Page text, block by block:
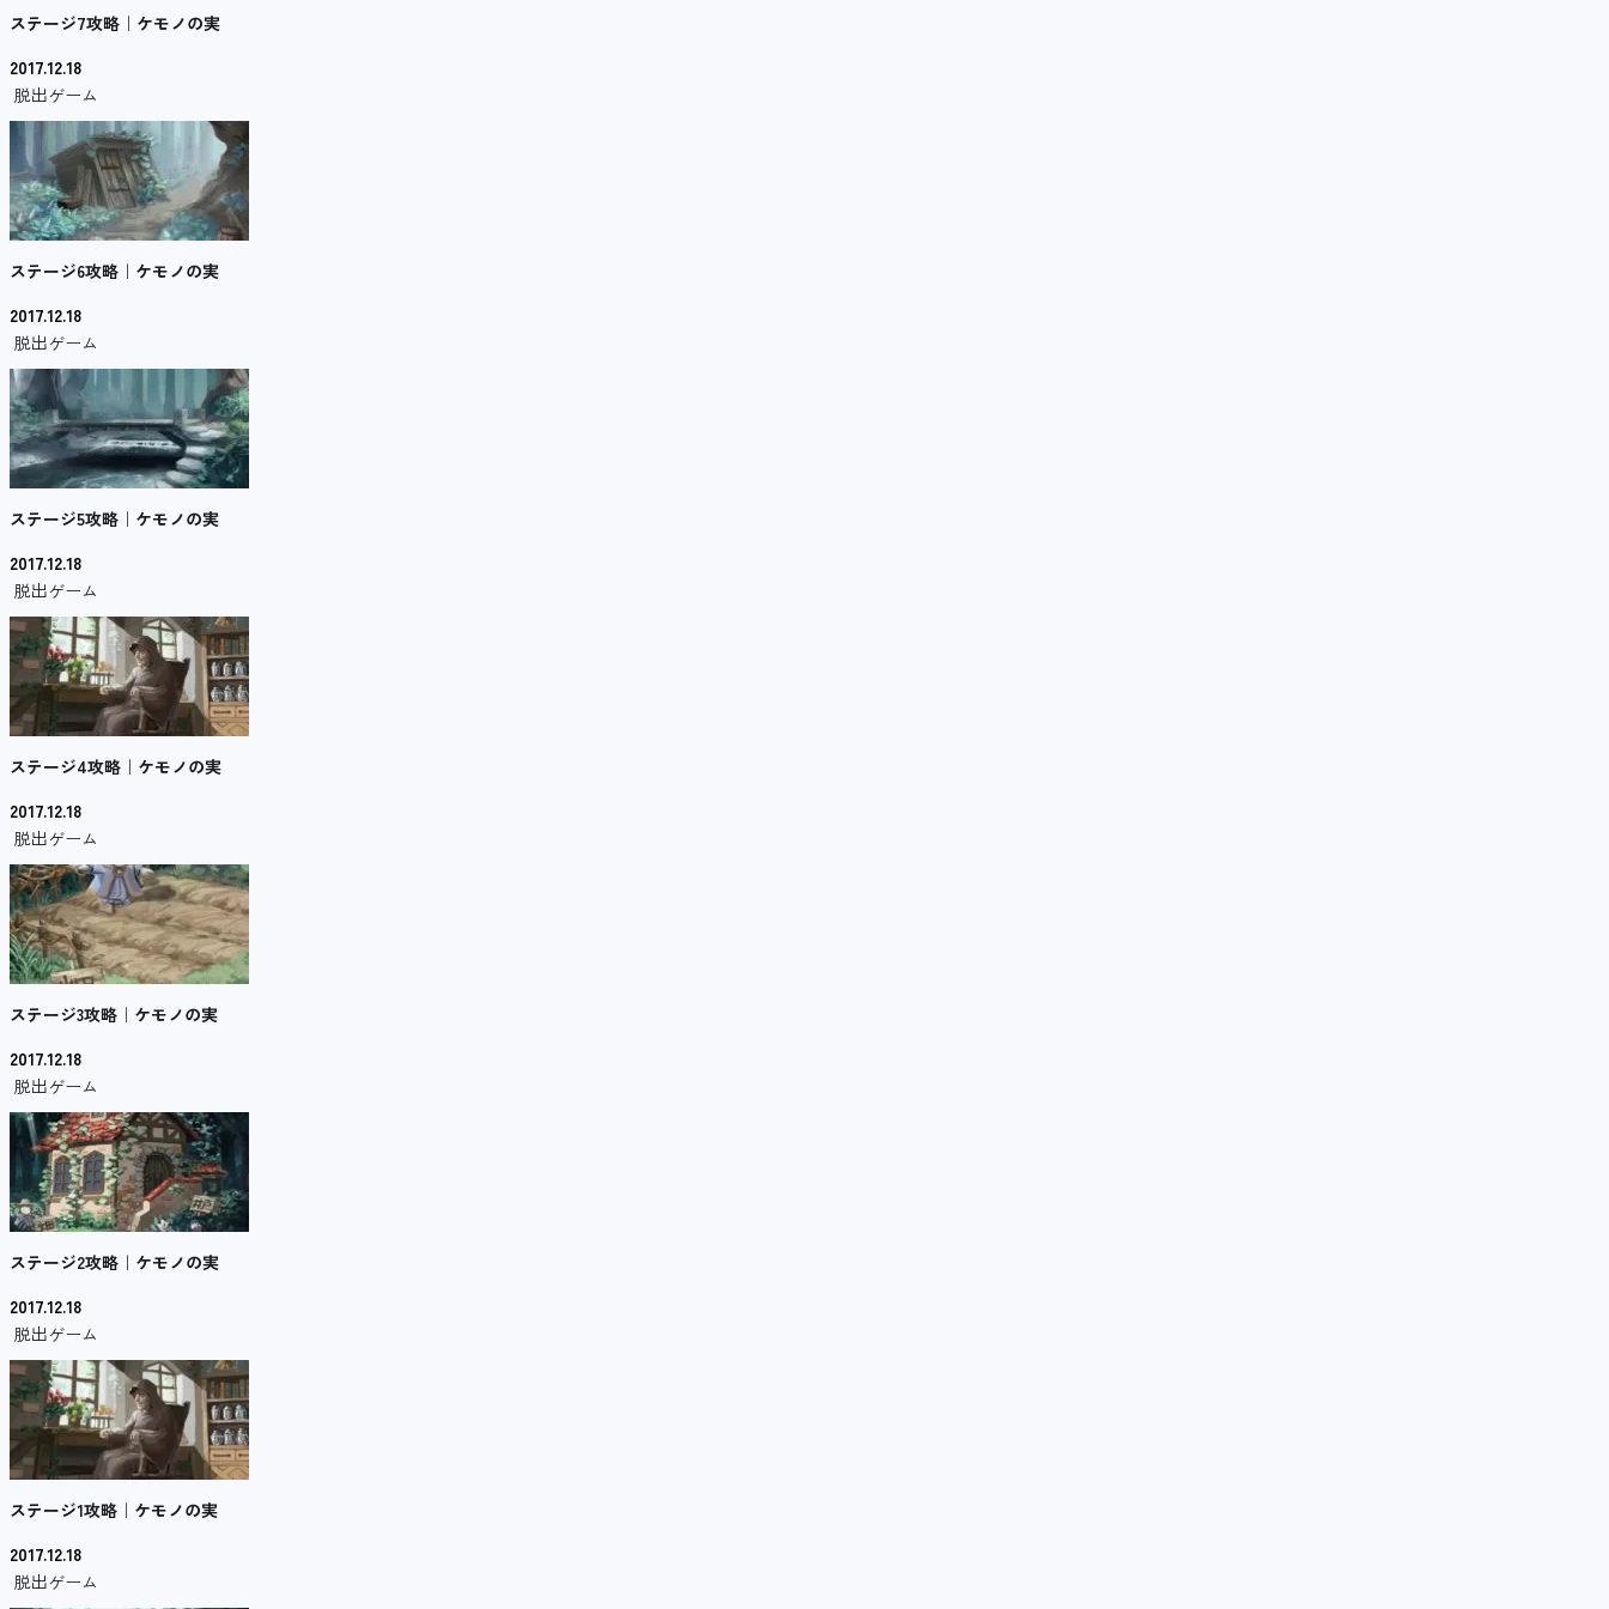
ステージ7攻略｜ケモノの実
2017.12.18
脱出ゲーム
ステージ6攻略｜ケモノの実
2017.12.18
脱出ゲーム
ステージ5攻略｜ケモノの実
2017.12.18
脱出ゲーム
ステージ4攻略｜ケモノの実
2017.12.18
脱出ゲーム
ステージ3攻略｜ケモノの実
2017.12.18
脱出ゲーム
ステージ2攻略｜ケモノの実
2017.12.18
脱出ゲーム
ステージ1攻略｜ケモノの実
2017.12.18
脱出ゲーム